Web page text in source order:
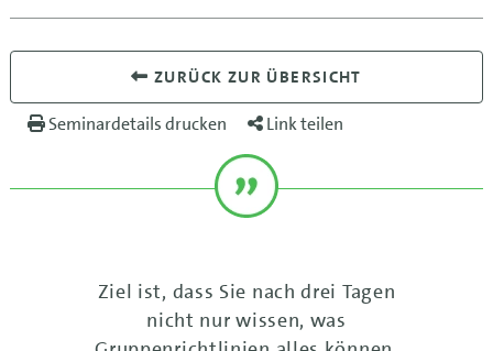
ZURÜCK ZUR ÜBERSICHT
Seminardetails drucken Link teilen
Ziel ist, dass Sie nach drei Tagen
nicht nur wissen, was